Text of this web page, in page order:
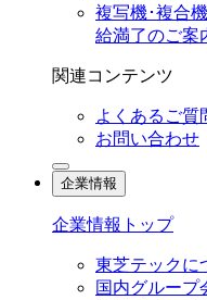
複写機･複合
給満了のご案
関連コンテンツ
よくあるご質
お問い合わせ
企業情報
企業情報トップ
東芝テックに
国内グループ